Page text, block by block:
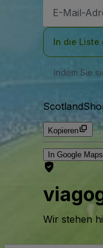
Mail-
In die Liste
Indem Sie
Kopieren
In Google
Wir stehen